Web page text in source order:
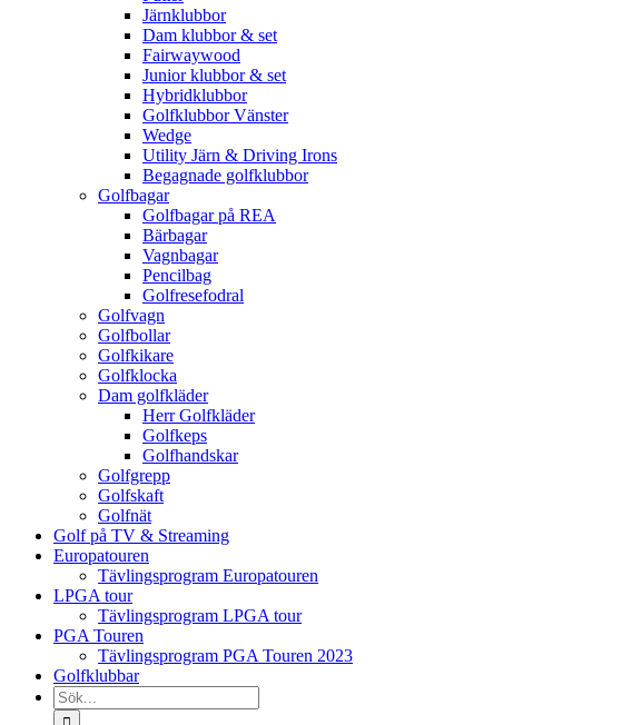
Järnklubbor
Dam klubbor & set
Fairwaywood
Junior klubbor & set
Hybridklubbor
Golfklubbor Vänster
Wedge
Utility Järn & Driving Irons
Begagnade golfklubbor
Golfbagar
Golfbagar på REA
Bärbagar
Vagnbagar
Pencilbag
Golfresefodral
Golfvagn
Golfbollar
Golfkikare
Golfklocka
Dam golfkläder
Herr Golfkläder
Golfkeps
Golfhandskar
Golfgrepp
Golfskaft
Golfnät
Golf på TV & Streaming
Europatouren
Tävlingsprogram Europatouren
LPGA tour
Tävlingsprogram LPGA tour
PGA Touren
Tävlingsprogram PGA Touren 2023
Golfklubbar
Sök
efter: